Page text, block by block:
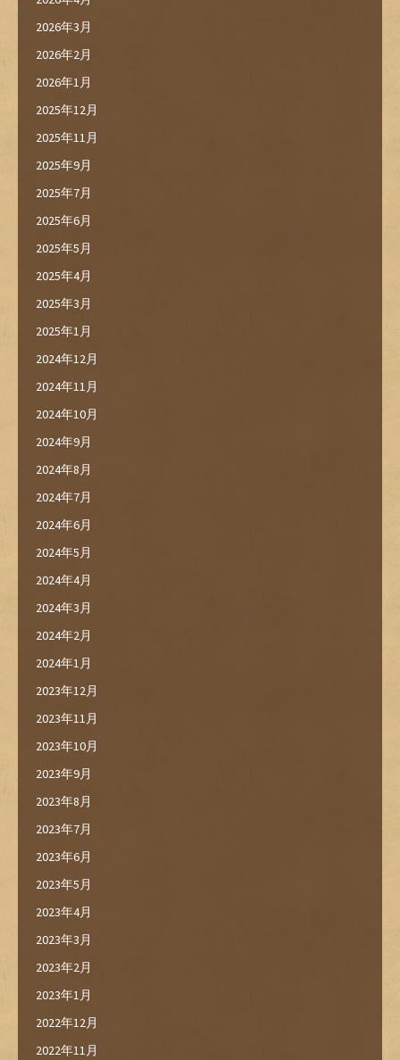
2026年3月
2026年2月
2026年1月
2025年12月
2025年11月
2025年9月
2025年7月
2025年6月
2025年5月
2025年4月
2025年3月
2025年1月
2024年12月
2024年11月
2024年10月
2024年9月
2024年8月
2024年7月
2024年6月
2024年5月
2024年4月
2024年3月
2024年2月
2024年1月
2023年12月
2023年11月
2023年10月
2023年9月
2023年8月
2023年7月
2023年6月
2023年5月
2023年4月
2023年3月
2023年2月
2023年1月
2022年12月
2022年11月